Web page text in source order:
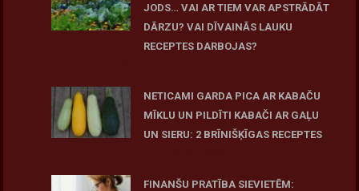
JODS… VAI AR TIEM VAR APSTRĀDĀT
DĀRZU? VAI DĪVAINĀS LAUKU
RECEPTES DARBOJAS?
NETICAMI GARDA PICA AR KABAČU
MĪKLU UN PILDĪTI KABAČI AR GAĻU
UN SIERU: 2 BRĪNIŠĶĪGAS RECEPTES
FINANŠU PRATĪBA SIEVIETĒM: